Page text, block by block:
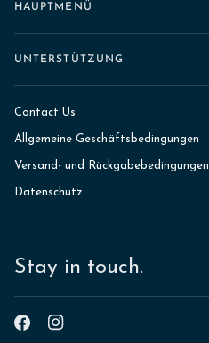
HAUPTMENÜ
UNTERSTÜTZUNG
Contact Us
Allgemeine Geschäftsbedingungen
Versand- und Rückgabebedingungen
Datenschutz
Stay in touch.